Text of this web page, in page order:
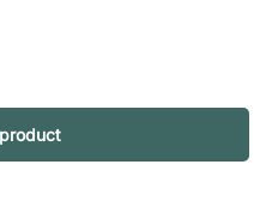
groene tint. Geeft indirect